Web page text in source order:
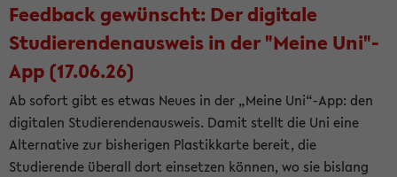
Feedback gewünscht: Der digitale
Studierendenausweis in der "Meine Uni"-
App (17.06.26)
Ab sofort gibt es etwas Neues in der „Meine Uni“-App: den
digitalen Studierendenausweis. Damit stellt die Uni eine
Alternative zur bisherigen Plastikkarte bereit, die
Studierende überall dort einsetzen können, wo sie bislang